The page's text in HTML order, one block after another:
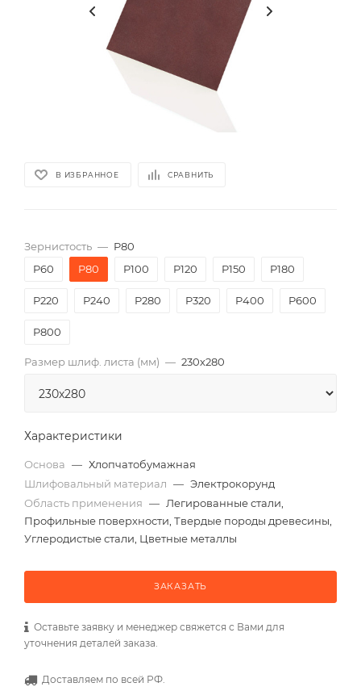
В ИЗБРАННОЕ СРАВНИТЬ
Зернистость — P80
P60
P80 P100 P120 P150 P180
P220 P240 P280 P320 P400 P600
P800
Размер шлиф. листа (мм) — 230х280
Характеристики
Основа — Хлопчатобумажная
Шлифовальный материал — Электрокорунд
Область применения — Легированные стали,
Профильные поверхности, Твердые породы древесины,
Углеродистые стали, Цветные металлы
ЗАКАЗАТЬ
Оставьте заявку и менеджер свяжется с Вами для
уточнения деталей заказа.
Доставляем по всей РФ.